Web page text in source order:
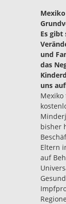
Es
und
das
uns
bisher
Eltern
auf